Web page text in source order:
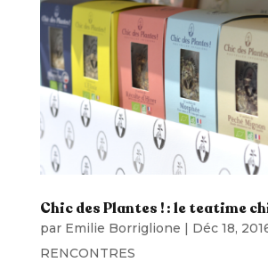
Chic des Plantes ! : le teatime
par Emilie Borriglione | Déc 18,
RENCONTRES